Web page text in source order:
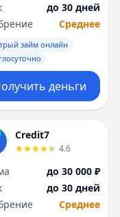
Ульяновск
Уфа
Х
Хабаровск
Ч
Чебоксары
Челябинск
Чита
Я
Ярославль
Вся Россия
Ульяновск
Уфа
Х
Хабаровск
Ч
Чебоксары
Челябинск
Чита
Я
Ярославль
Вся Россия
до 30 дней
Среднее
займ онлайн
деньги
Credit7
4.6
до 30 000 ₽
до 30 дней
Среднее